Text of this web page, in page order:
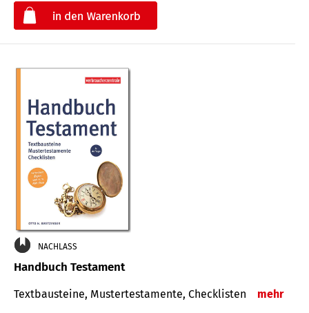
NACHLASS
Handbuch Testament
Textbausteine, Mustertestamente, Checklisten mehr